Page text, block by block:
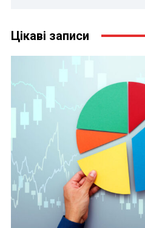
Цікаві записи